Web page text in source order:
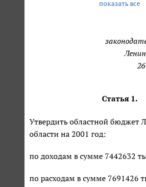
показать все
Статья 1.
Утвердить областной бюджет
области на 2001 год:
по доходам в сумме 7442632
по расходам в сумме 7691426